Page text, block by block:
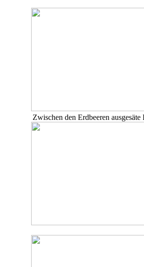
Zwischen den Erdbeeren